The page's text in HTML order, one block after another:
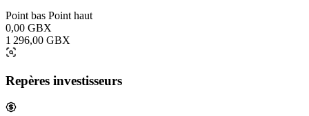
Point bas Point haut
0,00 GBX
1 296,00 GBX
Repères investisseurs